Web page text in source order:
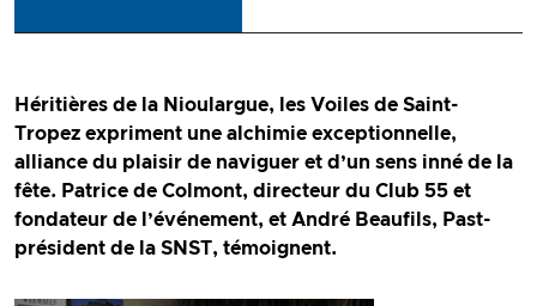
Héritières de la Nioulargue, les Voiles de Saint-
Tropez expriment une alchimie exceptionnelle,
alliance du plaisir de naviguer et d’un sens inné de la
fête. Patrice de Colmont, directeur du Club 55 et
fondateur de l’événement, et André Beaufils, Past-
président de la SNST, témoignent.